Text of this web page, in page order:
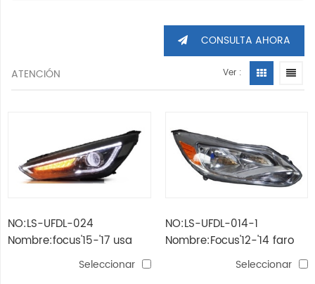
CONSULTA AHORA
ATENCIÓN Ver :
NO:LS-UFDL-024
Nombre:focus'15-'17 usa
lámpara de cabeza led
Seleccionar
NO:LS-UFDL-014-1
Nombre:Focus'12-'14 faro
cromado / ámbarSeleccionar